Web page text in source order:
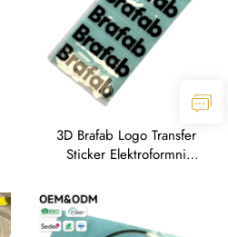
3D Brafab Logo Transfer
Sticker Elektroformni